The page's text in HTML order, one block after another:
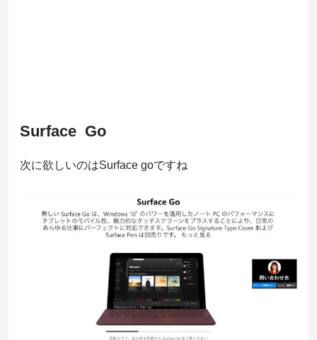
Surface Go
次に欲しいのはSurface goですね